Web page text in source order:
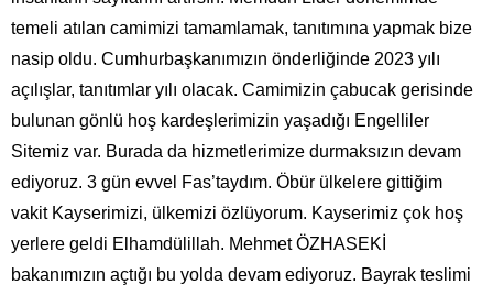
temeli atılan camimizi tamamlamak, tanıtımına yapmak bize
nasip oldu. Cumhurbaşkanımızın önderliğinde 2023 yılı
açılışlar, tanıtımlar yılı olacak. Camimizin çabucak gerisinde
bulunan gönlü hoş kardeşlerimizin yaşadığı Engelliler
Sitemiz var. Burada da hizmetlerimize durmaksızın devam
ediyoruz. 3 gün evvel Fas’taydım. Öbür ülkelere gittiğim
vakit Kayserimizi, ülkemizi özlüyorum. Kayserimiz çok hoş
yerlere geldi Elhamdülillah. Mehmet ÖZHASEKİ
bakanımızın açtığı bu yolda devam ediyoruz. Bayrak teslimi